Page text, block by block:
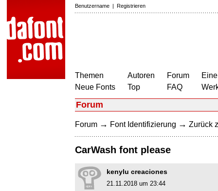
Benutzername | Registrieren
Themen
Neue Fonts
Autoren
Top
Forum
FAQ
Forum
Forum → Font Identifizierung → Zurück
CarWash font please
kenylu creaciones
21.11.2018 um 23:44